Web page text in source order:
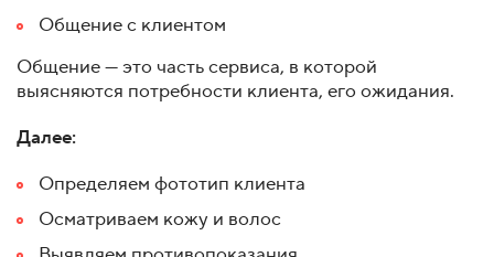
Общение с клиентом
Общение — это часть сервиса, в которой
выясняются потребности клиента, его ожидания.
Далее:
Определяем фототип клиента
Осматриваем кожу и волос